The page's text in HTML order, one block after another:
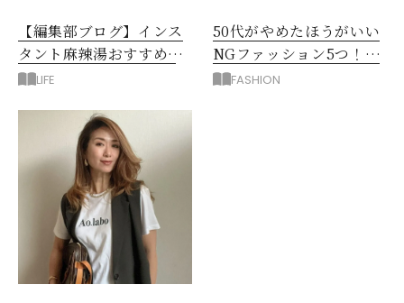
【編集部ブログ】インス
タント麻辣湯おすすめ3
選！シビ辛好きはお試し
LIFE
50代がやめたほうがいい
NGファッション5つ！手
持ち服を見直すコツ
FASHION